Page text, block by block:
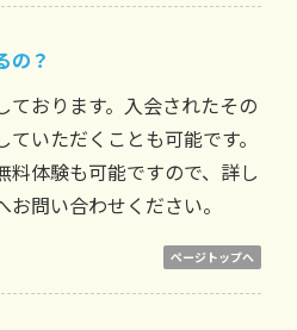
の？
ております。入会されたその
いただくことも可能です。
料体験も可能ですので、詳し
問い合わせください。
ページトップへ